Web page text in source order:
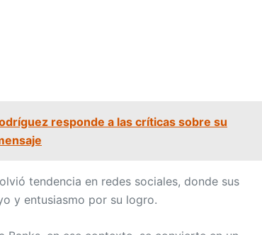
responde a las críticas sobre su
tendencia en redes sociales, donde sus
y entusiasmo por su logro.